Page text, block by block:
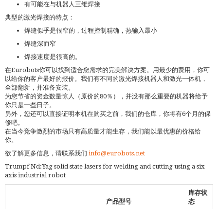
有可能在与机器人三维焊接
典型的激光焊接的特点：
焊缝似乎是很窄的，过程控制精确，热输入最小
焊缝深而窄
焊接速度是很高的。
在Eurobots你可以找到适合您需求的完美解决方案。用最少的费用，你可
以给你的客户最好的报价。我们有不同的激光焊接机器人和激光一体机，
全部翻新，并准备安装。
为您节省的资金数量惊人（原价的80％），并没有那么重要的机器将给予
你只是一些日子。
另外，您还可以直接证明本机在购买之前，我们的仓库，你将有6个月的保
修吧。
在当今竞争激烈的市场只有高质量才能生存，我们能以最优惠的价格给
你。
欲了解更多信息，请联系我们 info@eurobots.net
Trumpf Nd:Yag solid state lasers for welding and cutting using a six
axis industrial robot
产品型号
库存状
态